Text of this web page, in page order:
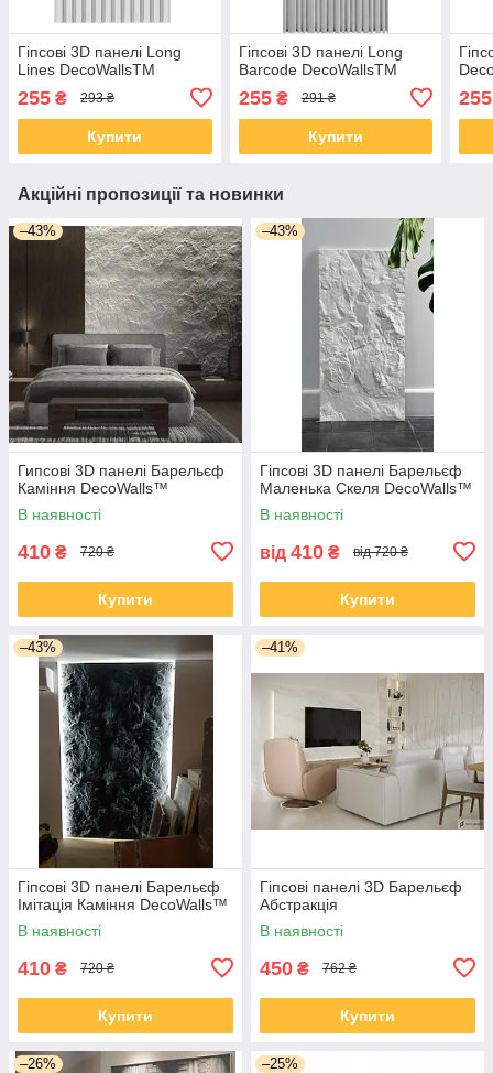
Гіпсові 3D панелі Long
Lines DecoWallsTM
255 ₴ 293 ₴
Купити
Гіпсові 3D панелі Long
Barcode DecoWallsTM
255₴ 291 ₴
Купити
255
Акційні пропозиції та новинки
–43%
Гипсові 3D панелі Барельєф
Каміння DecoWalls™
В наявності
410 ₴ 720 ₴
Купити
–43%
Гіпсові 3D панелі Барельєф
Маленька Скеля DecoWalls™
В наявності
від 410 ₴ від 720 ₴
Купити
–43%
Гіпсові 3D панелі Барельєф
Імітація Каміння DecoWalls™
В наявності
410 ₴ 720 ₴
Купити
–41%
Гіпсові панелі 3D Барельєф
Абстракція
В наявності
450 ₴ 762 ₴
Купити
–26% –25%